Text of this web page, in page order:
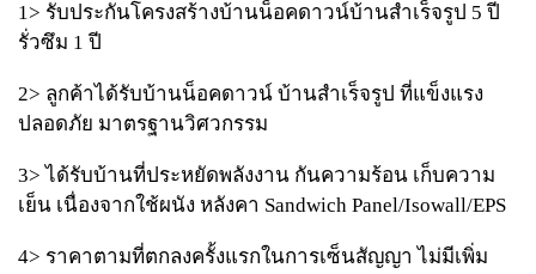
1> รับประกันโครงสร้างบ้านน็อคดาวน์บ้านสำเร็จรูป 5 ปี
รั่วซึม 1 ปี
2> ลูกค้าได้รับบ้านน็อคดาวน์ บ้านสำเร็จรูป ที่แข็งแรง
ปลอดภัย มาตรฐานวิศวกรรม
3> ได้รับบ้านที่ประหยัดพลังงาน กันความร้อน เก็บความ
เย็น เนื่องจากใช้ผนัง หลังคา Sandwich Panel/Isowall/EPS
4> ราคาตามที่ตกลงครั้งแรกในการเซ็นสัญญา ไม่มีเพิ่ม